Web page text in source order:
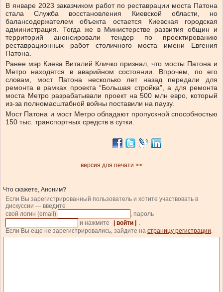
В январе 2023 заказчиком работ по реставрации моста Патона
стала Служба восстановления Киевской области, но
балансодержателем объекта остается Киевская городская
администрация. Тогда же в Министерстве развития общин и
территорий анонсировали тендер по проектированию
реставрационных работ столичного моста имени Евгения
Патона.
Ранее мэр Киева Виталий Кличко признал, что мосты Патона и
Метро находятся в аварийном состоянии. Впрочем, по его
словам, мост Патона несколько лет назад передали для
ремонта в рамках проекта “Большая стройка”, а для ремонта
моста Метро разрабатывали проект на 500 млн евро, который
из-за полномасштабной войны поставили на паузу.
Мост Патона и мост Метро обладают пропускной способностью
150 тыс. транспортных средств в сутки.
версия для печати >>
Что скажете, Аноним?
Если Вы зарегистрированный пользователь и хотите участвовать в
дискуссии — введите
свой логин (email)
, пароль
и нажмите
| войти |
.
Если Вы еще не зарегистрировались, зайдите на страницу регистрации.